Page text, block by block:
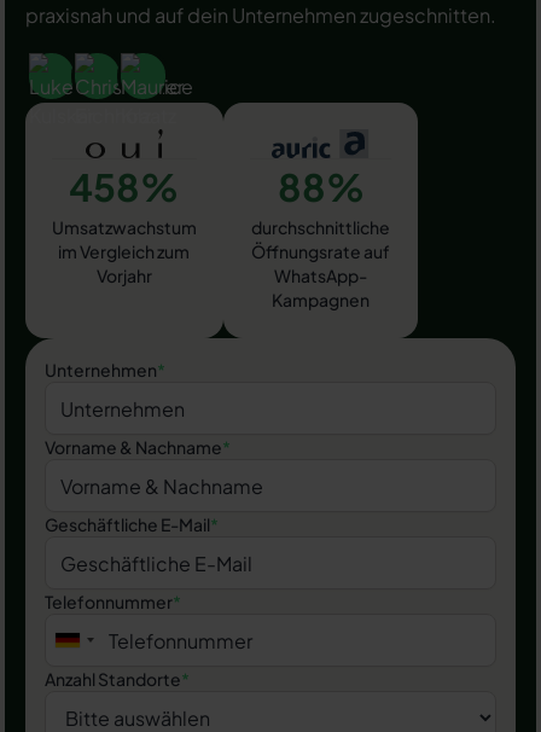
praxisnah und auf dein Unternehmen zugeschnitten.
458%
Umsatzwachstum
im Vergleich zum
Vorjahr
88%
durchschnittliche
Öffnungsrate auf
WhatsApp-
Kampagnen
Unternehmen*
Vorname & Nachname*
Geschäftliche E-Mail*
Telefonnummer*
Anzahl Standorte*